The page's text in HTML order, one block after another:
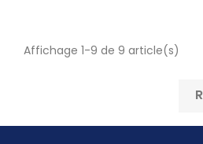
Affichage 1-9 de 9 article(s)